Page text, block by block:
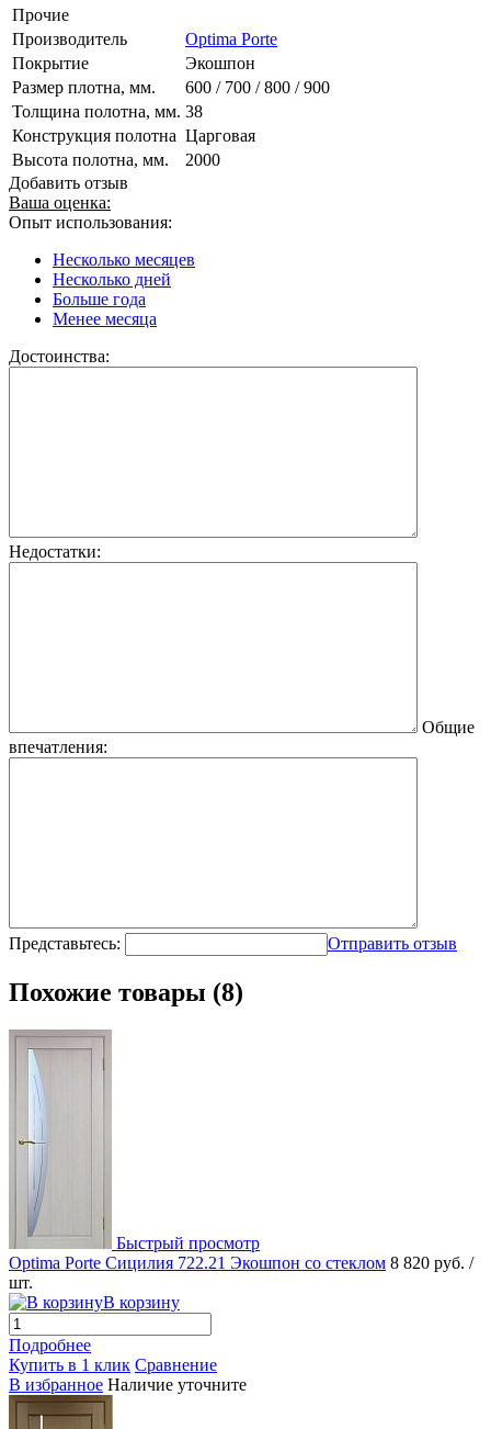
Прочие
Производитель
Optima Porte
Покрытие
Экошпон
Размер плотна, мм.
600 / 700 / 800 / 900
Толщина полотна, мм. 38
Конструкция полотна Царговая
Высота полотна, мм.
2000
Добавить отзыв
Ваша оценка:
Опыт использования:
Несколько месяцев
Несколько дней
Больше года
Менее месяца
Достоинства:
Недостатки:
Общие
впечатления:
Представьтесь: Отправить отзыв
Похожие товары (8)
Быстрый просмотр
Optima Porte Сицилия 722.21 Экошпон со стеклом 8 820 руб. /
шт.
В корзину
Подробнее
Купить в 1 клик Сравнение
В избранное Наличие уточните